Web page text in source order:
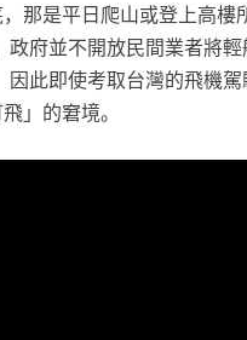
那是平日爬山或登上高樓
政府並不開放民間業者將
因此即使考取台灣的飛機
」的窘境。